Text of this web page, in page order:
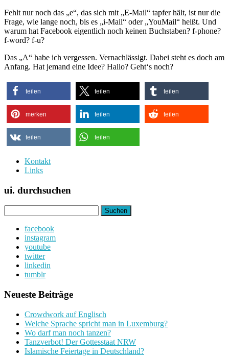
Fehlt nur noch das „e“, das sich mit „E-Mail“ tapfer hält, ist nur die
Frage, wie lange noch, bis es „i-Mail“ oder „YouMail“ heißt. Und
warum hat Facebook eigentlich noch keinen Buchstaben? f-phone?
f-word? f-u?
Das „A“ habe ich vergessen. Vernachlässigt. Dabei steht es doch am
Anfang. Hat jemand eine Idee? Hallo? Geht‘s noch?
teilen teilen teilen
merken teilen teilen
teilen teilen
Kontakt
Links
ui. durchsuchen
nach:
facebook
instagram
youtube
twitter
linkedin
tumblr
Neueste Beiträge
Crowdwork auf Englisch
Welche Sprache spricht man in Luxemburg?
Wo darf man noch tanzen?
Tanzverbot! Der Gottesstaat NRW
Islamische Feiertage in Deutschland?